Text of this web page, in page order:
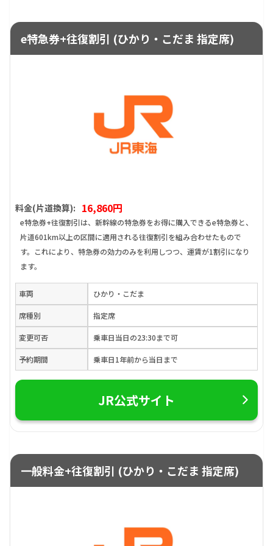
e特急券+往復割引 (ひかり・こだま 指定席)
料金(片道換算): 16,860円
e特急券+往復割引は、新幹線の特急券をお得に購入できるe特急券と、
片道601km以上の区間に適用される往復割引を組み合わせたもので
す。これにより、特急券の効力のみを利用しつつ、運賃が1割引になり
ます。
車両 ひかり・こだま
席種別 指定席
変更可否 乗車日当日の23:30まで可
予約期間 乗車日1年前から当日まで
JR公式サイト
一般料金+往復割引 (ひかり・こだま 指定席)